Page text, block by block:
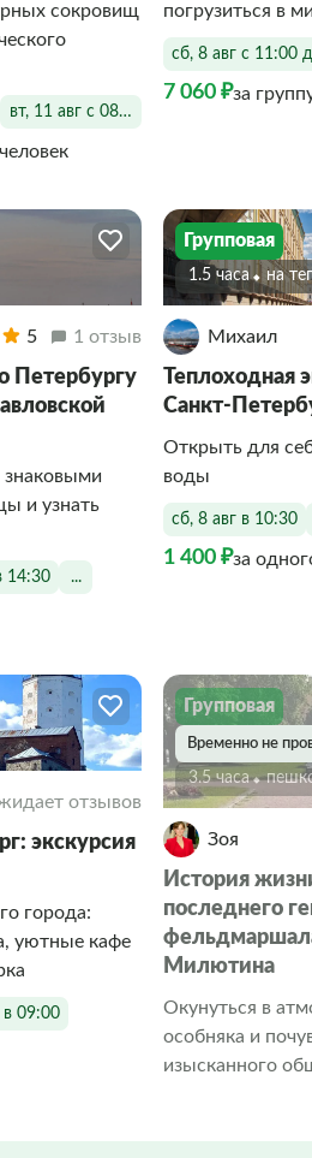
сокровищ
вт, 11 авг с 08:00 до 21:30
погрузиться в
сб, 8 авг с 11:00
7 060 ₽за
5 1 отзыв
Петербургу
знаковыми
и узнать
14:30 ...
Групповая
1.5 часа На
Михаил
Теплоходная
Санкт-
Открыть для
воды
сб, 8 авг в 10:30
1 400 ₽за
отзывов
экскурсия
города:
уютные кафе
в 09:00
Групповая
Временно не
3.5 часа
Зоя
История
последнего
Милютина
Окунуться в
особняка и
изысканного